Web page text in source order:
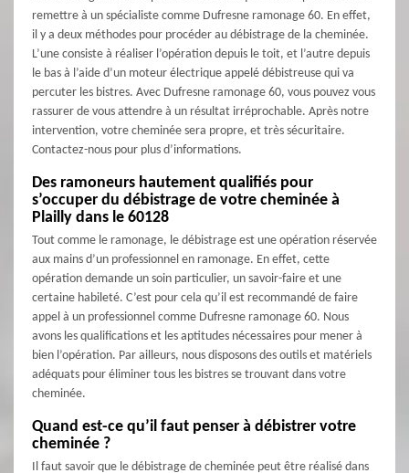
remettre à un spécialiste comme Dufresne ramonage 60. En effet,
il y a deux méthodes pour procéder au débistrage de la cheminée.
L’une consiste à réaliser l’opération depuis le toit, et l’autre depuis
le bas à l’aide d’un moteur électrique appelé débistreuse qui va
percuter les bistres. Avec Dufresne ramonage 60, vous pouvez vous
rassurer de vous attendre à un résultat irréprochable. Après notre
intervention, votre cheminée sera propre, et très sécuritaire.
Contactez-nous pour plus d’informations.
Des ramoneurs hautement qualifiés pour
s’occuper du débistrage de votre cheminée à
Plailly dans le 60128
Tout comme le ramonage, le débistrage est une opération réservée
aux mains d’un professionnel en ramonage. En effet, cette
opération demande un soin particulier, un savoir-faire et une
certaine habileté. C’est pour cela qu’il est recommandé de faire
appel à un professionnel comme Dufresne ramonage 60. Nous
avons les qualifications et les aptitudes nécessaires pour mener à
bien l’opération. Par ailleurs, nous disposons des outils et matériels
adéquats pour éliminer tous les bistres se trouvant dans votre
cheminée.
Quand est-ce qu’il faut penser à débistrer votre
cheminée ?
Il faut savoir que le débistrage de cheminée peut être réalisé dans